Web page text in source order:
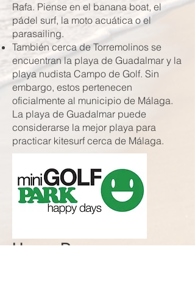
Rafa. Piense en el banana boat, el
pádel surf, la moto acuática o el
parasailing.
También cerca de Torremolinos se
encuentran la playa de Guadalmar y la
playa nudista Campo de Golf. Sin
embargo, estos pertenecen
oficialmente al municipio de Málaga.
La playa de Guadalmar puede
considerarse la mejor playa para
practicar kitesurf cerca de Málaga.
Happy Days